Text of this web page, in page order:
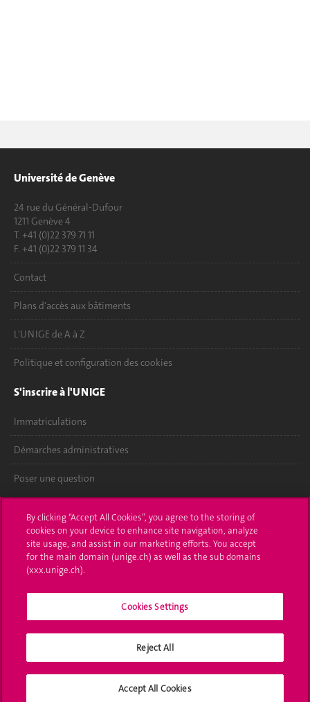
Université de Genève
24 rue du Général-Dufour
1211 Genève 4
T. +41 (0)22 379 71 11
F. +41 (0)22 379 11 34
Contact
Plans d'accès aux bâtiments
L'UNIGE de A à Z
Politique et configuration des cookies
S'inscrire à l'UNIGE
Immatriculations
Démarches administratives
Poser une question
UNIGE Mobile
Médias
Offres d'emploi
Bibliothèque
Médias sociaux UNIGE
By clicking “Accept All Cookies”, you agree to the storing of
cookies on your device to enhance site navigation, analyze
site usage, and assist in our marketing efforts. You accept
for the main domain (unige.ch) as well as the sub domains
(xxx.unige.ch).
Cookies Settings
Reject All
Accept All Cookies